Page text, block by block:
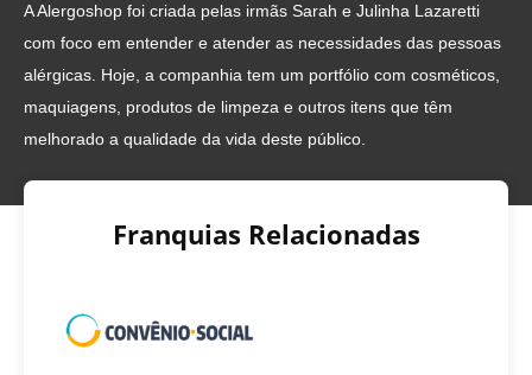
Sucesso
A Alergoshop foi criada pelas irmãs Sarah e Julinha Lazaretti
com foco em entender e atender as necessidades das pessoas
alérgicas. Hoje, a companhia tem um portfólio com cosméticos,
maquiagens, produtos de limpeza e outros itens que têm
melhorado a qualidade da vida deste público.
Franquias Relacionadas